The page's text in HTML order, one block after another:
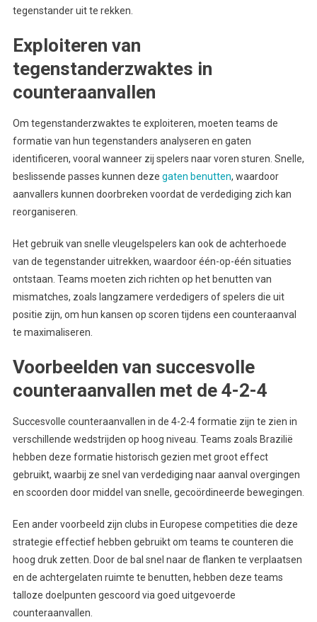
tegenstander uit te rekken.
Exploiteren van
tegenstanderzwaktes in
counteraanvallen
Om tegenstanderzwaktes te exploiteren, moeten teams de
formatie van hun tegenstanders analyseren en gaten
identificeren, vooral wanneer zij spelers naar voren sturen. Snelle,
beslissende passes kunnen deze gaten benutten, waardoor
aanvallers kunnen doorbreken voordat de verdediging zich kan
reorganiseren.
Het gebruik van snelle vleugelspelers kan ook de achterhoede
van de tegenstander uitrekken, waardoor één-op-één situaties
ontstaan. Teams moeten zich richten op het benutten van
mismatches, zoals langzamere verdedigers of spelers die uit
positie zijn, om hun kansen op scoren tijdens een counteraanval
te maximaliseren.
Voorbeelden van succesvolle
counteraanvallen met de 4-2-4
Succesvolle counteraanvallen in de 4-2-4 formatie zijn te zien in
verschillende wedstrijden op hoog niveau. Teams zoals Brazilië
hebben deze formatie historisch gezien met groot effect
gebruikt, waarbij ze snel van verdediging naar aanval overgingen
en scoorden door middel van snelle, gecoördineerde bewegingen.
Een ander voorbeeld zijn clubs in Europese competities die deze
strategie effectief hebben gebruikt om teams te counteren die
hoog druk zetten. Door de bal snel naar de flanken te verplaatsen
en de achtergelaten ruimte te benutten, hebben deze teams
talloze doelpunten gescoord via goed uitgevoerde
counteraanvallen.